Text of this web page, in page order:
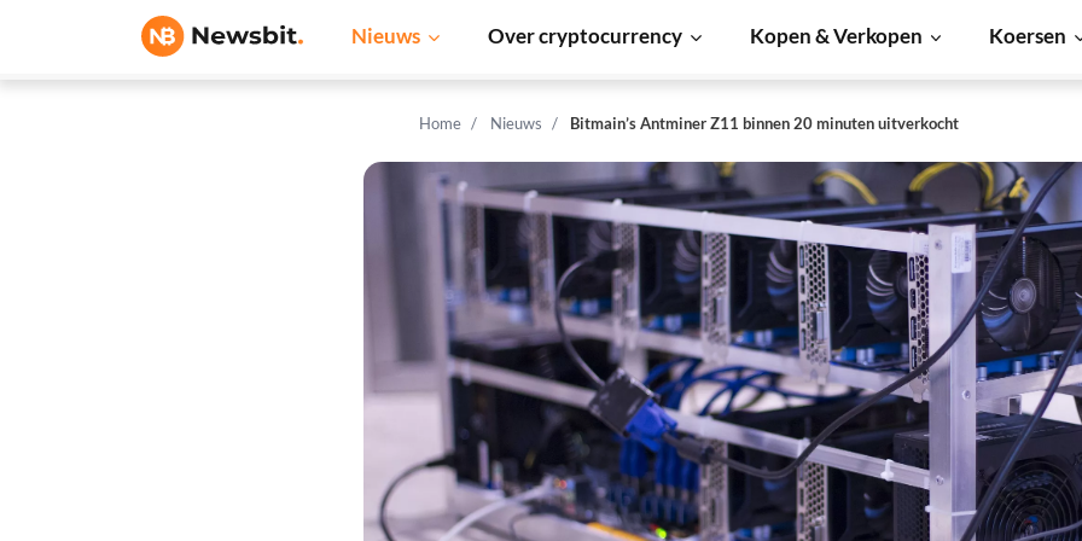
Nieuws Over cryptocurrency Kopen & Verkopen Koersen
Home Nieuws Bitmain’s Antminer Z11 binnen 20 minuten uitverkocht